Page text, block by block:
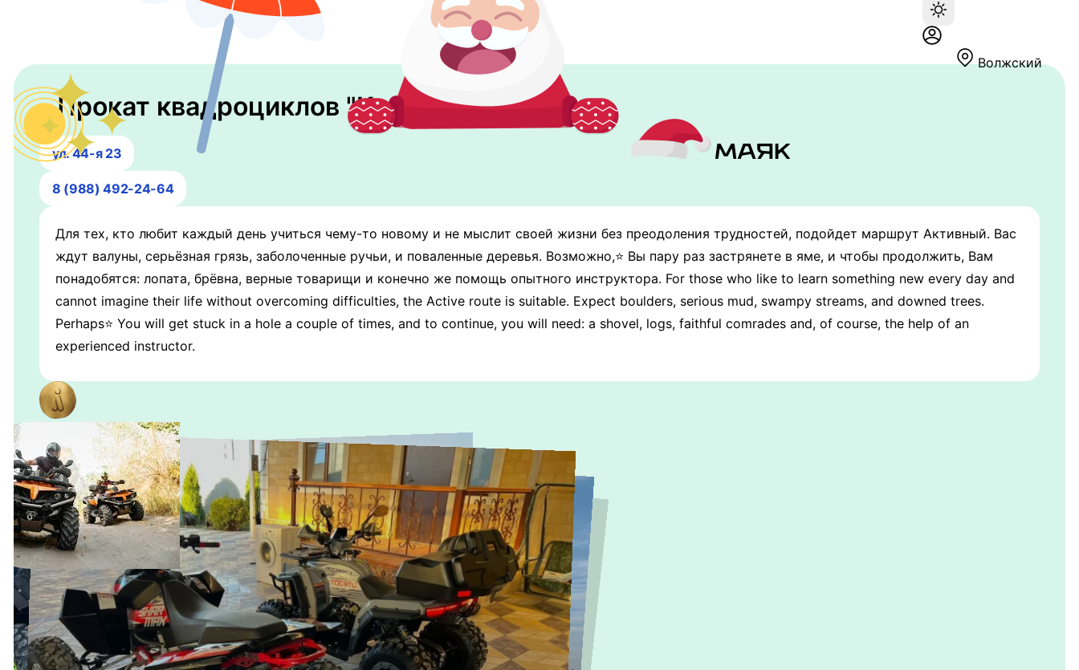
Волжский
Прокат квадроциклов "Квадроциклов"
ул. 44-я 23
8 (988) 492-24-64
Для тех, кто любит каждый день учиться чему-то новому и не мыслит своей жизни без преодоления трудностей, подойдет маршрут Активный. Вас
ждут валуны, серьёзная грязь, заболоченные ручьи, и поваленные деревья. Возможно,⭐️ Вы пару раз застрянете в яме, и чтобы продолжить, Вам
понадобятся: лопата, брёвна, верные товарищи и конечно же помощь опытного инструктора. For those who like to learn something new every day and
cannot imagine their life without overcoming difficulties, the Active route is suitable. Expect boulders, serious mud, swampy streams, and downed trees.
Perhaps⭐️ You will get stuck in a hole a couple of times, and to continue, you will need: a shovel, logs, faithful comrades and, of course, the help of an
experienced instructor.